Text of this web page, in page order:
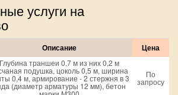
услуги на
Описание Цена
Глубина траншеи 0,7 м из них 0,2 м
подушка, цоколь 0,5 м, ширина
0,4 м, армирование - 2 стержня в 3
(диаметр арматуры 12 мм), бетон
По
запросу